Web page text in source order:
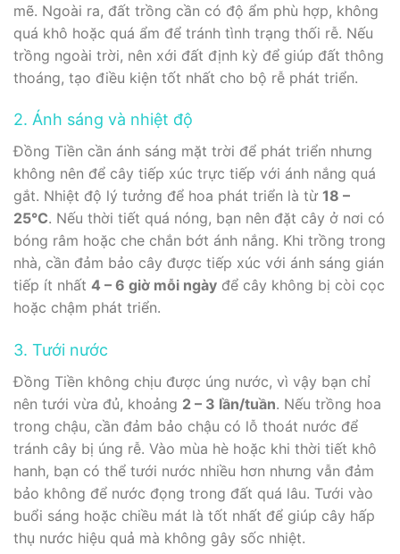
mẽ. Ngoài ra, đất trồng cần có độ ẩm phù hợp, không
quá khô hoặc quá ẩm để tránh tình trạng thối rễ. Nếu
trồng ngoài trời, nên xới đất định kỳ để giúp đất thông
thoáng, tạo điều kiện tốt nhất cho bộ rễ phát triển.
2. Ánh sáng và nhiệt độ
Đồng Tiền cần ánh sáng mặt trời để phát triển nhưng
không nên để cây tiếp xúc trực tiếp với ánh nắng quá
gắt. Nhiệt độ lý tưởng để hoa phát triển là từ 18 –
25°C. Nếu thời tiết quá nóng, bạn nên đặt cây ở nơi có
bóng râm hoặc che chắn bớt ánh nắng. Khi trồng trong
nhà, cần đảm bảo cây được tiếp xúc với ánh sáng gián
tiếp ít nhất 4 – 6 giờ mỗi ngày để cây không bị còi cọc
hoặc chậm phát triển.
3. Tưới nước
Đồng Tiền không chịu được úng nước, vì vậy bạn chỉ
nên tưới vừa đủ, khoảng 2 – 3 lần/tuần. Nếu trồng hoa
trong chậu, cần đảm bảo chậu có lỗ thoát nước để
tránh cây bị úng rễ. Vào mùa hè hoặc khi thời tiết khô
hanh, bạn có thể tưới nước nhiều hơn nhưng vẫn đảm
bảo không để nước đọng trong đất quá lâu. Tưới vào
buổi sáng hoặc chiều mát là tốt nhất để giúp cây hấp
thụ nước hiệu quả mà không gây sốc nhiệt.